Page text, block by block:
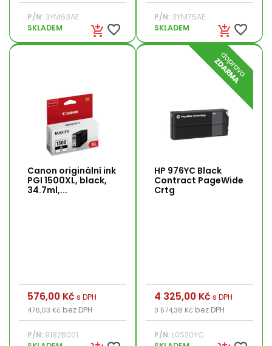
add_shopping_cart favorite_border
P/N: 3YM63AE
SKLADEM
add_shopping_cart favorite_border
P/N: 3YM75AE
SKLADEM
Canon originální ink
PGI 1500XL, black,
34.7ml,...
Cena
576,00 Kč s DPH
476,03 Kč bez DPH
P/N: 9182B001
HP 976YC Black
Contract PageWide
Crtg
Cena
4 325,00 Kč s DPH
3 574,38 Kč bez DPH
P/N: L0S20YC